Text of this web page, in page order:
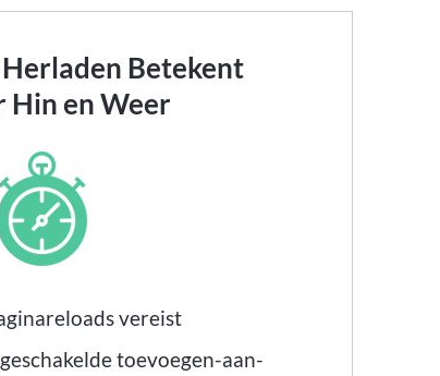
Herladen Betekent
Hin en Weer
vereist
toevoegen-aan-